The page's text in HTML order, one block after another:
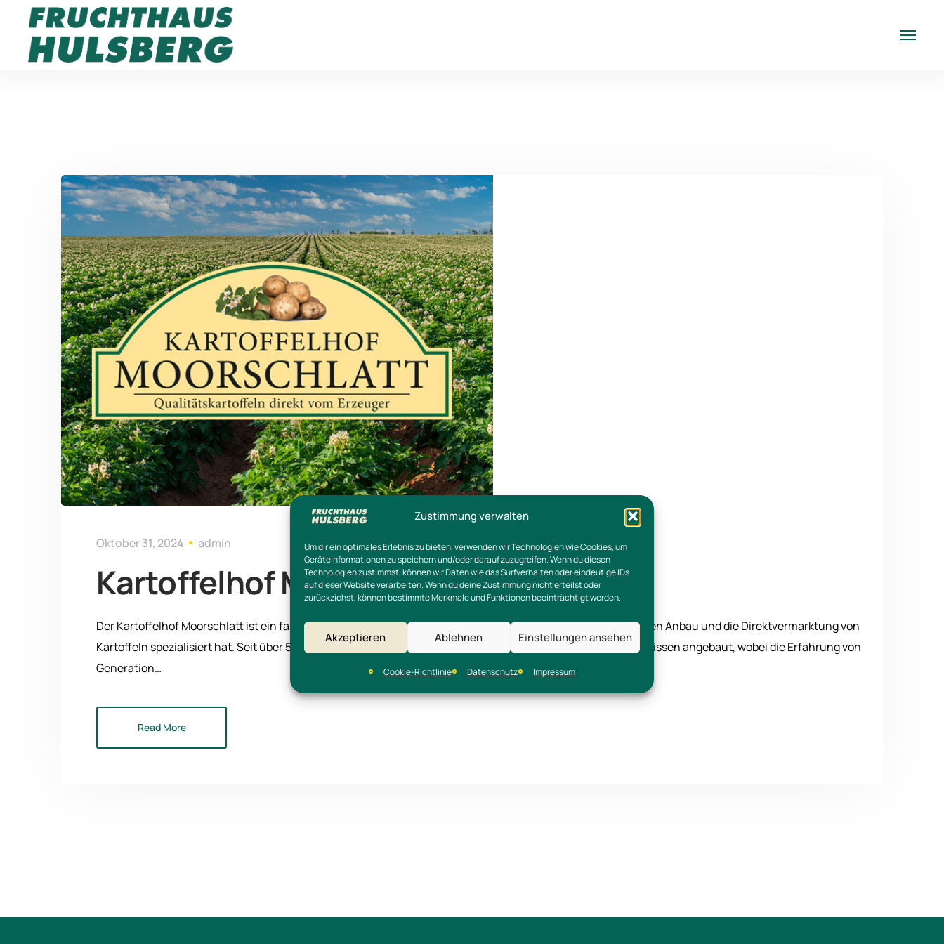
Zustimmung verwalten
Um dir ein optimales Erlebnis zu bieten, verwenden wir Technologien wie Cookies, um
Geräteinformationen zu speichern und/oder darauf zuzugreifen. Wenn du diesen
Technologien zustimmst, können wir Daten wie das Surfverhalten oder eindeutige IDs
auf dieser Website verarbeiten. Wenn du deine Zustimmung nicht erteilst oder
zurückziehst, können bestimmte Merkmale und Funktionen beeinträchtigt werden.
Akzeptieren Ablehnen Einstellungen ansehen
Cookie-Richtlinie Datenschutz Impressum
Oktober 31, 2024 admin
Kartoffelhof Moorschlatt
Der Kartoffelhof Moorschlatt ist ein familiengeführter Landwirtschaftsbetrieb in Ganderkesee, der sich auf den Anbau und die Direktvermarktung von
Kartoffeln spezialisiert hat. Seit über 50 Jahren werden auf dem Hof Kartoffeln mit großer Sorgfalt und Fachwissen angebaut, wobei die Erfahrung von
Generation…
Read More